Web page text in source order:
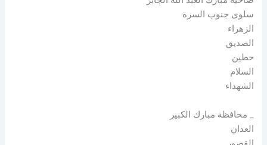
سلوى جنوب السرة
الزهراء
الصديق
حطين
السلام
الشهداء
_ محافظة مبارك الكبير
العدان